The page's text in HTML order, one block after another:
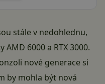
stále v nedohlednu,
6000 a RTX 3000.
nové generace si
by mohla být nová